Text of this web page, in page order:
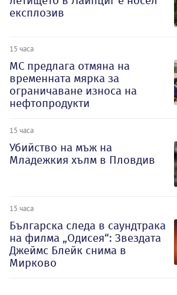
експлозив
15 часа
МС предлага отмяна на
временната мярка за
ограничаване износа на
нефтопродукти
15 часа
Убийство на мъж на
Младежкия хълм в Пловдив
15 часа
Българска следа в саундтрака
на филма „Одисея“: Звездата
Джеймс Блейк снима в
Мирково